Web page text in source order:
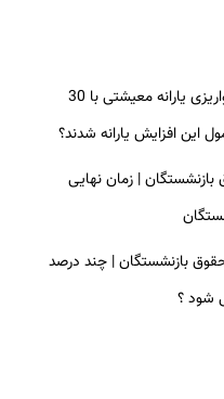
پرداخت کالابرگ برای مادران | واریزی یارانه معیشتی با 30
این افزایش یارانه شدند؟
| زمان نهایی
حقوق بازنشستگان | چند درصد
شود ؟